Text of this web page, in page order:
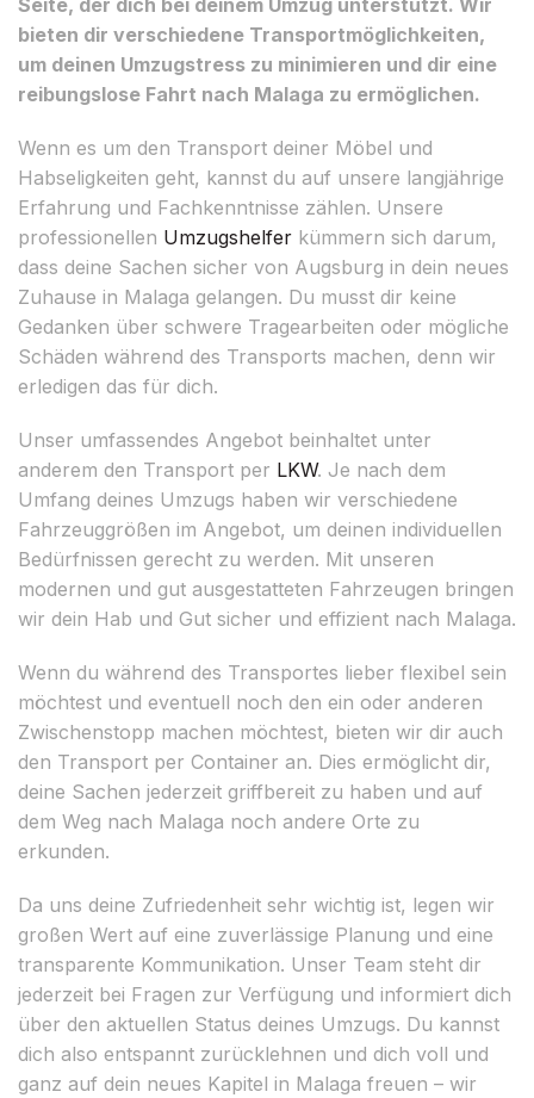
bieten dir verschiedene Transportmöglichkeiten,
um deinen Umzugstress zu minimieren und dir eine
reibungslose Fahrt nach Malaga zu ermöglichen.
Wenn es um den Transport deiner Möbel und
Habseligkeiten geht, kannst du auf unsere langjährige
Erfahrung und Fachkenntnisse zählen. Unsere
professionellen Umzugshelfer kümmern sich darum,
dass deine Sachen sicher von Augsburg in dein neues
Zuhause in Malaga gelangen. Du musst dir keine
Gedanken über schwere Tragearbeiten oder mögliche
Schäden während des Transports machen, denn wir
erledigen das für dich.
Unser umfassendes Angebot beinhaltet unter
anderem den Transport per LKW. Je nach dem
Umfang deines Umzugs haben wir verschiedene
Fahrzeuggrößen im Angebot, um deinen individuellen
Bedürfnissen gerecht zu werden. Mit unseren
modernen und gut ausgestatteten Fahrzeugen bringen
wir dein Hab und Gut sicher und effizient nach Malaga.
Wenn du während des Transportes lieber flexibel sein
möchtest und eventuell noch den ein oder anderen
Zwischenstopp machen möchtest, bieten wir dir auch
den Transport per Container an. Dies ermöglicht dir,
deine Sachen jederzeit griffbereit zu haben und auf
dem Weg nach Malaga noch andere Orte zu
erkunden.
Da uns deine Zufriedenheit sehr wichtig ist, legen wir
großen Wert auf eine zuverlässige Planung und eine
transparente Kommunikation. Unser Team steht dir
jederzeit bei Fragen zur Verfügung und informiert dich
über den aktuellen Status deines Umzugs. Du kannst
dich also entspannt zurücklehnen und dich voll und
ganz auf dein neues Kapitel in Malaga freuen – wir